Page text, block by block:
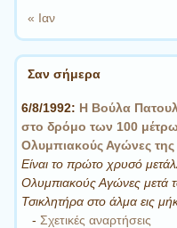
« Ιαν
Σαν σήμερα
6/8/1992: Η Βούλα
στο δρόμο των 100
Ολυμπιακούς Αγώνες
Είναι το πρώτο χρυσό
Ολυμπιακούς Αγώνες μετά
Τσικλητήρα στο άλμα εις
- Σχετικές αναρτήσεις